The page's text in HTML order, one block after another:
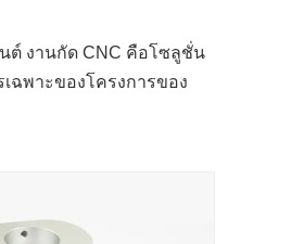
ต์ งานกัด CNC คือโซลูชั่น
ฉพาะของโครงการของ